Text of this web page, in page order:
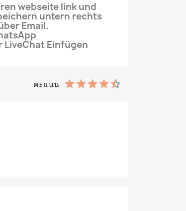
webseite link und
untern rechts
Email.
LiveChat Einfügen
คะแนน